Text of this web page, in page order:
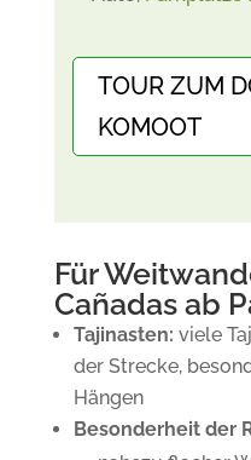
TOUR ZUM
KOMOOT
Für
Cañadas ab
Tajinasten: viele
der Strecke,
Hängen
Besonderheit der